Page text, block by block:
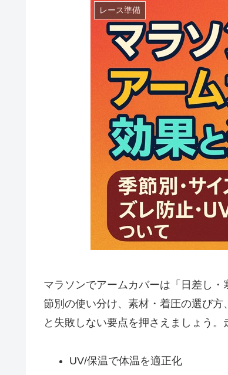
レース準備
マラソンでアームカバーは「日差し
節別の使い分け、素材・着圧の選び
と失敗しない要点を押さえましょう
UV/保温で体温を適正化